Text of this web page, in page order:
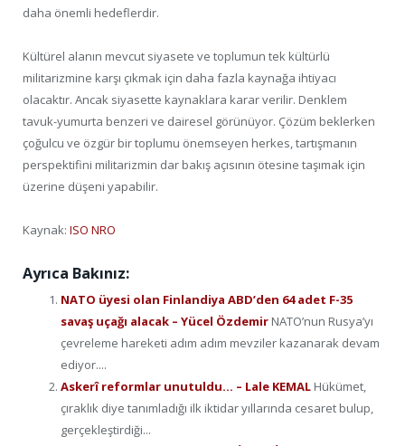
daha önemli hedeflerdir.
Kültürel alanın mevcut siyasete ve toplumun tek kültürlü
militarizmine karşı çıkmak için daha fazla kaynağa ihtiyacı
olacaktır. Ancak siyasette kaynaklara karar verilir. Denklem
tavuk-yumurta benzeri ve dairesel görünüyor. Çözüm beklerken
çoğulcu ve özgür bir toplumu önemseyen herkes, tartışmanın
perspektifini militarizmin dar bakış açısının ötesine taşımak için
üzerine düşeni yapabilir.
Kaynak: ISO NRO
Ayrıca Bakınız:
NATO üyesi olan Finlandiya ABD’den 64 adet F-35
savaş uçağı alacak – Yücel Özdemir NATO’nun Rusya’yı
çevreleme hareketi adım adım mevziler kazanarak devam
ediyor....
Askerî reformlar unutuldu… – Lale KEMAL Hükümet,
çıraklık diye tanımladığı ilk iktidar yıllarında cesaret bulup,
gerçekleştirdiği...